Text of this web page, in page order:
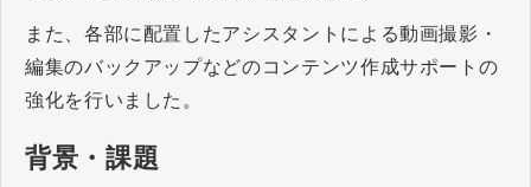
また、各部に配置したアシスタントによる動画撮影・
編集のバックアップなどのコンテンツ作成サポートの
強化を行いました。
背景・課題